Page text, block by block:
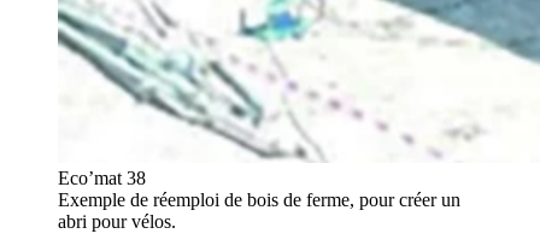
Eco’mat 38
Exemple de réemploi de bois de ferme, pour créer un
abri pour vélos.